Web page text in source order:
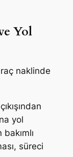
Yol
naklinde
yol
süreci